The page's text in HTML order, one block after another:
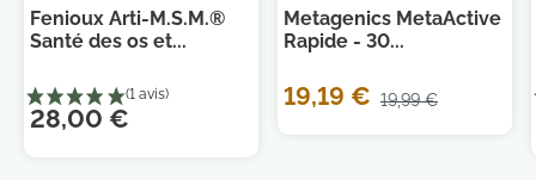
Fenioux Arti-M.S.M.®
Santé des os et...
28,00 €
Metagenics MetaActive
Rapide - 30...
19,19 € 19,99 €